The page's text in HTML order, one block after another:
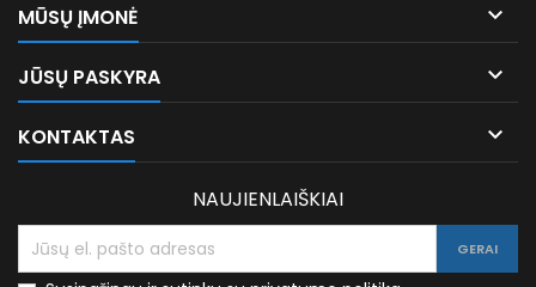
MŪSŲ ĮMONĖ 
JŪSŲ PASKYRA 
KONTAKTAS 
NAUJIENLAIŠKIAI